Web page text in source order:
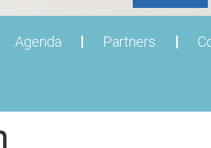
Agenda Partners